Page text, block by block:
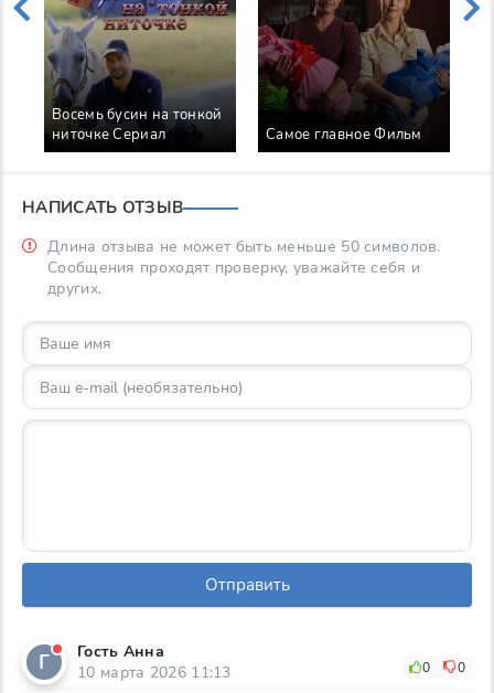
Восемь бусин на тонкой
ниточке Сериал
Самое главное Фильм
НАПИСАТЬ ОТЗЫВ
Длина отзыва не может быть меньше 50 символов.
Сообщения проходят проверку, уважайте себя и
других.
Отправить
Г
Гость Анна
10 марта 2026 11:13
0 0